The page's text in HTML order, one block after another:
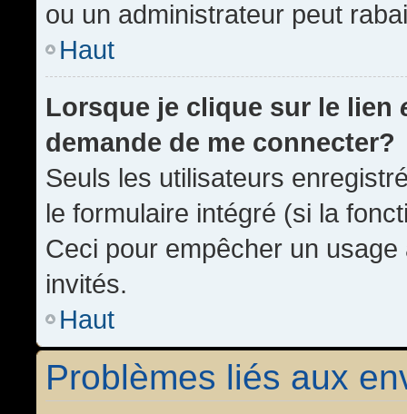
ou un administrateur peut
Haut
Lorsque je clique sur le lien
demande de me connecter?
Seuls les utilisateurs
le formulaire intégré (si la
Ceci pour empêcher un
invités.
Haut
Problèmes liés aux